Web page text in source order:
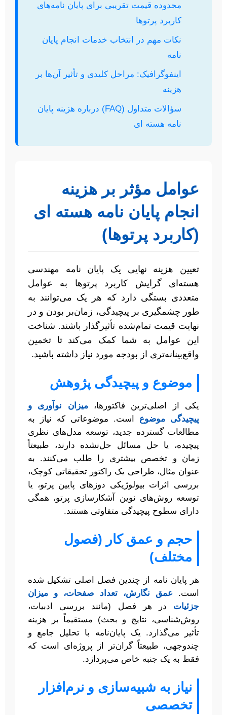
محدوده قیمت تقریبی برای پایان نامه‌های
کاربرد پرتوها
نکات مهم در انتخاب خدمات انجام پایان
نامه
اینفوگرافیک: مراحل کلیدی و تأثیر آن‌ها بر
هزینه
سؤالات متداول (FAQ) درباره هزینه پایان
نامه هسته ای
عوامل مؤثر بر هزینه
انجام پایان نامه هسته ای
(کاربرد پرتوها)
تعیین هزینه نهایی یک پایان نامه مهندسی
هسته‌ای گرایش کاربرد پرتوها به عوامل
متعددی بستگی دارد که هر یک می‌توانند به
طور چشمگیری بر پیچیدگی، زمان‌بر بودن و در
نهایت قیمت تمام‌شده تأثیرگذار باشند. شناخت
این عوامل به شما کمک می‌کند تا تخمین
واقع‌بینانه‌تری از بودجه مورد نیاز داشته باشید.
موضوع و پیچیدگی پژوهش
یکی از اصلی‌ترین فاکتورها،
میزان نوآوری و
پیچیدگی موضوعاست. موضوعاتی که نیاز به
مطالعات گسترده جدید، توسعه مدل‌های نظری
پیچیده، یا حل مسائل حل‌نشده دارند، طبیعتاً
زمان و تخصص بیشتری را طلب می‌کنند. به
عنوان مثال، طراحی یک راکتور تحقیقاتی کوچک،
بررسی اثرات بیولوژیکی دوزهای پایین پرتو، یا
توسعه روش‌های نوین آشکارسازی پرتو، همگی
دارای سطوح پیچیدگی متفاوتی هستند.
حجم و عمق کار (فصول
مختلف)
هر پایان نامه از چندین فصل اصلی تشکیل شده
است.
عمق نگارش، تعداد صفحات، و میزان
جزئیاتدر هر فصل (مانند بررسی ادبیات،
روش‌شناسی، نتایج و بحث) مستقیماً بر هزینه
تأثیر می‌گذارد. یک پایان‌نامه با تحلیل جامع و
چندوجهی، طبیعتاً گران‌تر از پروژه‌ای است که
فقط به یک جنبه خاص می‌پردازد.
نیاز به شبیه‌سازی و نرم‌افزار
تخصصی